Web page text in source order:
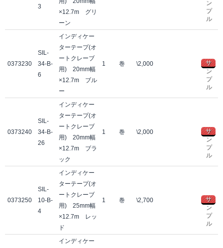
3
×12.7m グリ
ーン
ン
プ
ル
0373230
SIL-
34-B-
6
インディケー
ターテープ(オ
ートクレーブ
用) 20mm幅
×12.7m ブル
ー
1 巻 \2,000
サ
ン
プ
ル
0373240
SIL-
34-B-
26
インディケー
ターテープ(オ
ートクレーブ
用) 20mm幅
×12.7m ブラ
ック
1 巻 \2,000
サ
ン
プ
ル
0373250
SIL-
10-B-
4
インディケー
ターテープ(オ
ートクレーブ
用) 25mm幅
×12.7m レッ
ド
1 巻 \2,700
サ
ン
プ
ル
インディケー